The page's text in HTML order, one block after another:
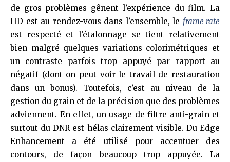
de gros problèmes gênent l’expérience du film. La
HD est au rendez-vous dans l’ensemble, le frame rate
est respecté et l’étalonnage se tient relativement
bien malgré quelques variations colorimétriques et
un contraste parfois trop appuyé par rapport au
négatif (dont on peut voir le travail de restauration
dans un bonus). Toutefois, c’est au niveau de la
gestion du grain et de la précision que des problèmes
adviennent. En effet, un usage de filtre anti-grain et
surtout du DNR est hélas clairement visible. Du Edge
Enhancement a été utilisé pour accentuer des
contours, de façon beaucoup trop appuyée. La